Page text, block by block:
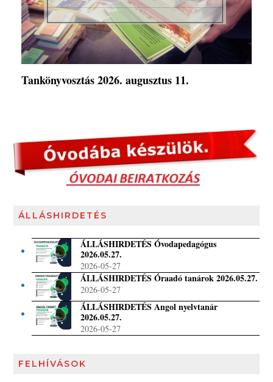
Tankönyvosztás 2026. augusztus 11.
ÁLLÁSHIRDETÉS
ÁLLÁSHIRDETÉS Óvodapedagógus
2026.05.27.
2026-05-27
ÁLLÁSHIRDETÉS Óraadó tanárok 2026.05.27.
2026-05-27
ÁLLÁSHIRDETÉS Angol nyelvtanár
2026.05.27.
2026-05-27
FELHÍVÁSOK